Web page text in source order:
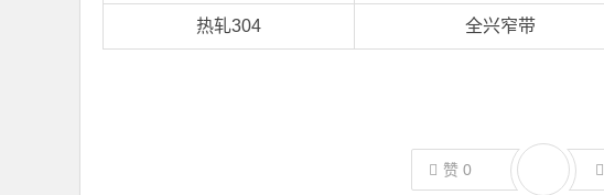
热轧304 全兴窄带
赞 0